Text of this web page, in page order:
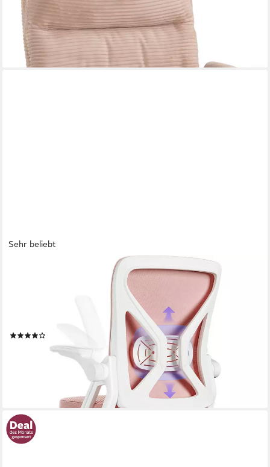
137,99 € UVP
-45%
lieferbar - in 6-8 Werktagen bei dir
Sehr beliebt
Bürostuhl Bürostuhl,Chefsessel aus Mesh,Ergonomischer
Schreibtischstuhl (Verstellbarer Armlehnen,
Lendenwirbelstütze,Drehstuhl Wippfunktion,Atmungsaktiv),
Verlängerte und Verbreiterte Rückenlehne, Bis 155 kg,Schwarz
UVP299,99 €
lieferbar - in 6-8 Werktagen bei dir
+3